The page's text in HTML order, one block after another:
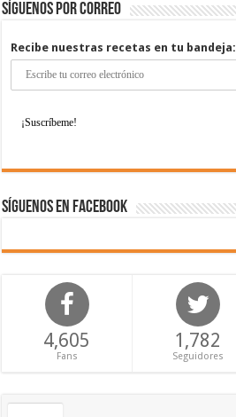
Síguenos por correo
Recibe nuestras recetas en tu bandeja:
Síguenos en Facebook
4,605
Fans
1,782
Seguidores